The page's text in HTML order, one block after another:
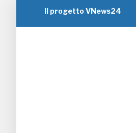
Il progetto VNews24